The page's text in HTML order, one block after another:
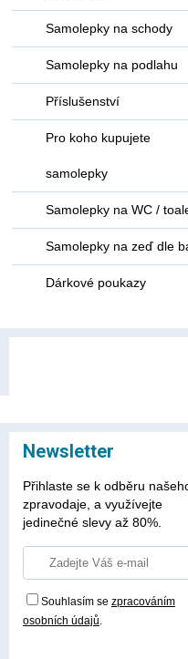
Samolepky na schody
Samolepky na podlahu
Příslušenství
Pro koho kupujete
samolepky
Samolepky na WC /
Samolepky na zeď dle
Dárkové poukazy
Newsletter
Přihlaste se k odběru
zpravodaje, a využívejte
jedinečné slevy až 80%.
Souhlasím se zpracováním
osobních údajů.